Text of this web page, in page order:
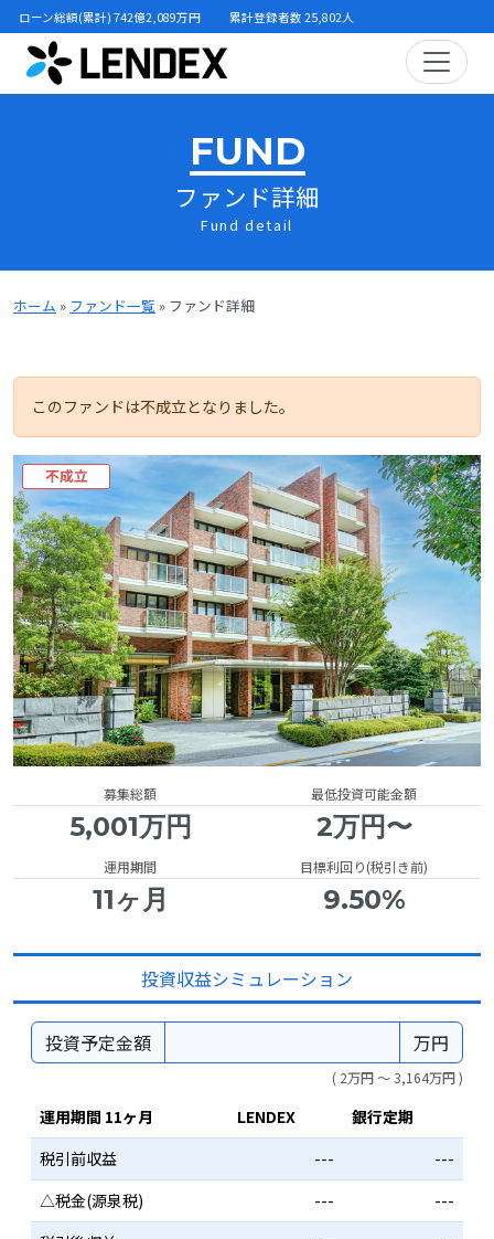
ローン総額(累計) 742億2,089万円 累計登録者数 25,802人
FUND
ファンド詳細
Fund detail
ホーム » ファンド一覧 » ファンド詳細
このファンドは不成立となりました。
不成立
募集総額 最低投資可能金額
5,001万円 2万円〜
運用期間 目標利回り(税引き前)
11ヶ月 9.50%
投資収益シミュレーション
投資予定金額 万円
( 2万円 〜 3,164万円 )
運用期間 11ヶ月 LENDEX
銀行定期
税引前収益
---
---
△税金(源泉税)
---
---